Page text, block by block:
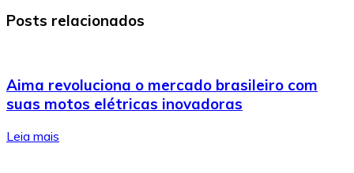
Posts relacionados
Aima revoluciona o mercado brasileiro com
suas motos elétricas inovadoras
Leia mais